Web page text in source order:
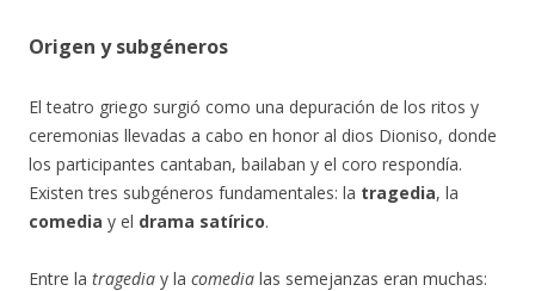
Origen y subgéneros
El teatro griego surgió como una depuración de los ritos y
ceremonias llevadas a cabo en honor al dios Dioniso, donde
los participantes cantaban, bailaban y el coro respondía.
Existen tres subgéneros fundamentales: la tragedia, la
comedia y el drama satírico.
Entre la tragedia y la comedia las semejanzas eran muchas: